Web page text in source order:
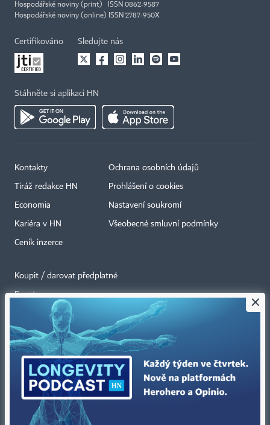
Hospodářské noviny (print) ISSN 0862-9587
Hospodářské noviny (online) ISSN 2787-950X
Certifikováno Sledujte nás
Stáhněte si aplikaci HN
Kontakty
Tiráž redakce HN
Economia
Kariéra v HN
Ceník inzerce
Ochrana osobních údajů
Prohlášení o cookies
Nastavení soukromí
Všeobecné smluvní podmínky
Koupit / darovat předplatné
Eventy
Newslettery
RSS kanály
Autorská práva vykonává vydavatel. Bez písemného svolení vydavatele je
zakázáno jakékoli užití částí nebo celku díla, zejména rozmnožování a šíření
jakýmkoli způsobem, mechanickým nebo elektronickým, v českém nebo
jiném jazyce. Bez souhlasu vydavatele je zakázáno též rozmnožování
obsahu pro účely automatizované analýzy textů nebo dat
×